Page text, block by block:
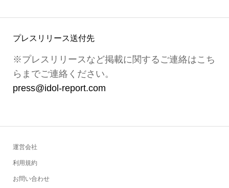
プレスリリース送付先
※プレスリリースなど掲載に関するご連絡はこち
らまでご連絡ください。
press@idol-report.com
運営会社
利用規約
お問い合わせ